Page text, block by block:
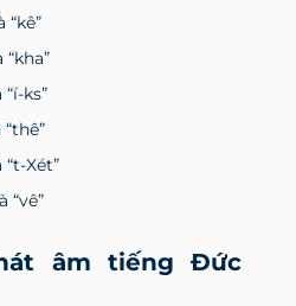
ks”
Xét”
“vê”
âm tiếng Đức